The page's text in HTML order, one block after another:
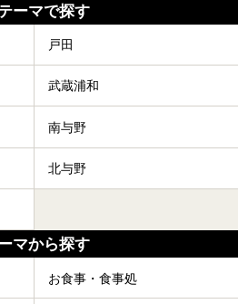
ーマで探す
戸田
武蔵浦和
南与野
北与野
マから探す
お食事・食事処